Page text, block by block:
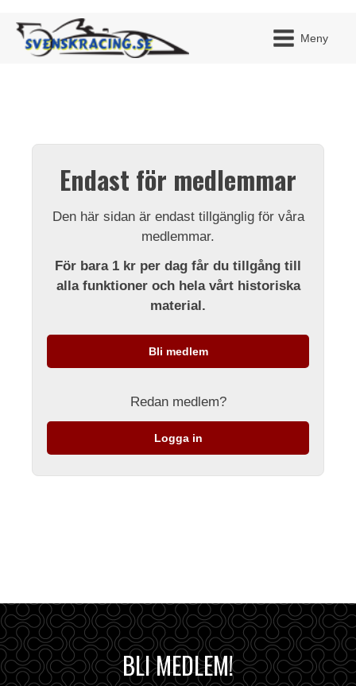
Meny
Endast för medlemmar
Den här sidan är endast tillgänglig för våra
medlemmar.
För bara 1 kr per dag får du tillgång till
alla funktioner och hela vårt historiska
material.
Bli medlem
Redan medlem?
Logga in
BLI MEDLEM!